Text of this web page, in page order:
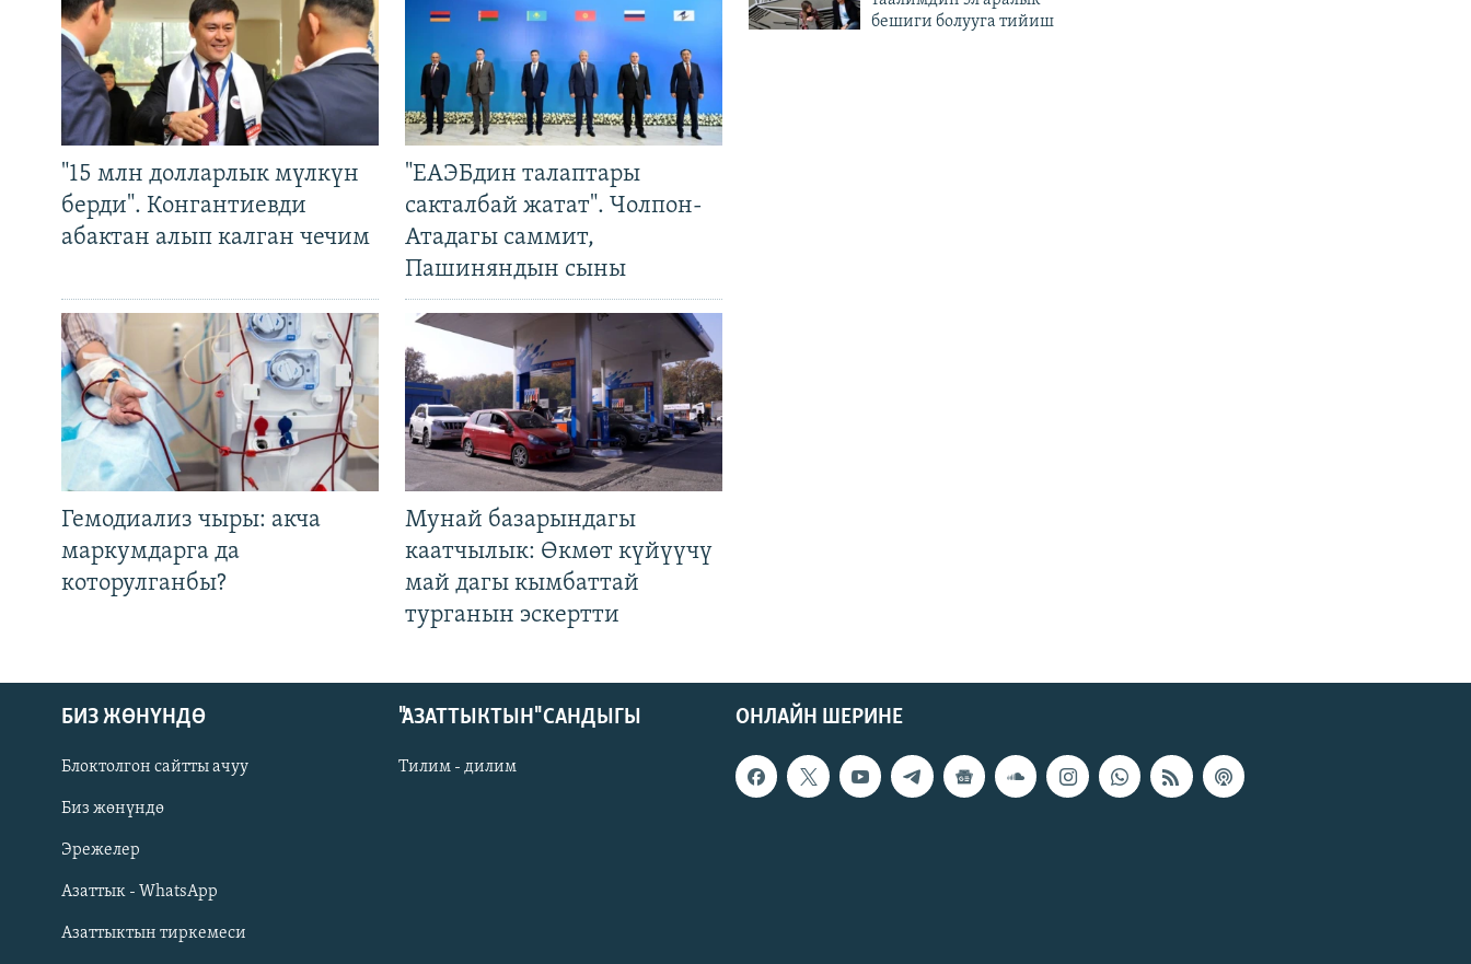
Русский
ОНЛАЙН ШЕРИНЕ
"15 млн долларлык мүлкүн
берди". Конгантиевди
абактан алып калган чечим
"ЕАЭБдин талаптары
сакталбай жатат". Чолпон-
Атадагы саммит,
Пашиняндын сыны
Гемодиализ чыры: акча
маркумдарга да
которулганбы?
Мунай базарындагы
каатчылык: Өкмөт күйүүчү
май дагы кымбаттай
турганын эскертти
бешиги болууга тийиш
ОНЛАЙН ШЕРИНЕ
БИЗ ЖӨНҮНДӨ
Блоктолгон сайтты ачуу
Биз жөнүндө
Эрежелер
Азаттык - WhatsApp
Азаттыктын тиркемеси
"АЗАТТЫКТЫН" САНДЫГЫ
Тилим - дилим